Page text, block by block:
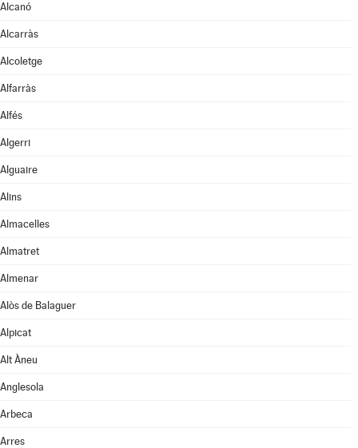
Alcanó
Alcarràs
Alcoletge
Alfarràs
Alfés
Algerri
Alguaire
Alins
Almacelles
Almatret
Almenar
Alòs de Balaguer
Alpicat
Alt Àneu
Anglesola
Arbeca
Arres